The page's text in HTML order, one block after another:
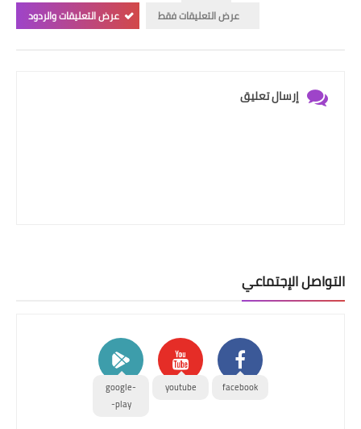
عرض التعليقات فقط
عرض التعليقات والردود
إرسال تعليق
التواصل الإجتماعي
facebook
youtube
google-
play-